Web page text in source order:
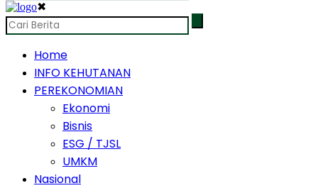
✖
Home
INFO KEHUTANAN
PEREKONOMIAN
Ekonomi
Bisnis
ESG / TJSL
UMKM
Nasional